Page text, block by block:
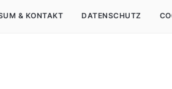
& KONTAKT DATENSCHUTZ